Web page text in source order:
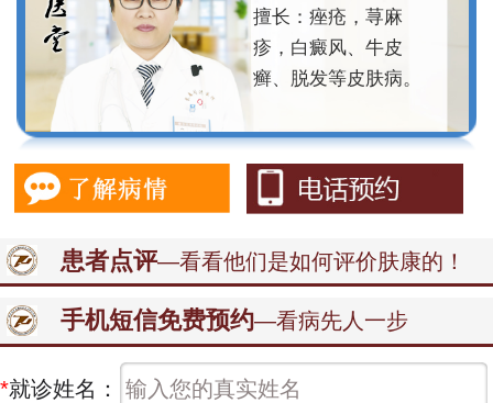
擅长：痤疮，荨麻
疹，白癜风、牛皮
癣、脱发等皮肤病。
患者点评—看看他们是如何评价肤康的！
手机短信免费预约—看病先人一步
*就诊姓名：